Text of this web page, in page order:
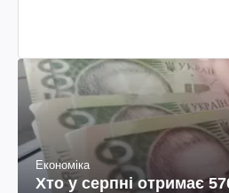
Економіка
Хто у серпні отримає